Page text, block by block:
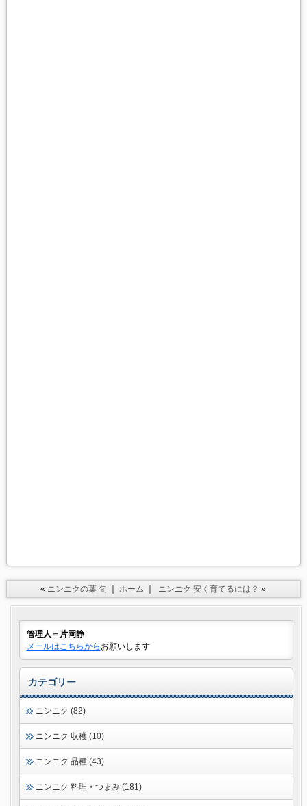
« ニンニクの葉 旬 ｜ホーム ｜ ニンニク 安く育てるには？ »
管理人＝片岡静
メールはこちらから お願いします
カテゴリー
ニンニク (82)
ニンニク 収穫 (10)
ニンニク 品種 (43)
ニンニク 料理・つまみ (181)